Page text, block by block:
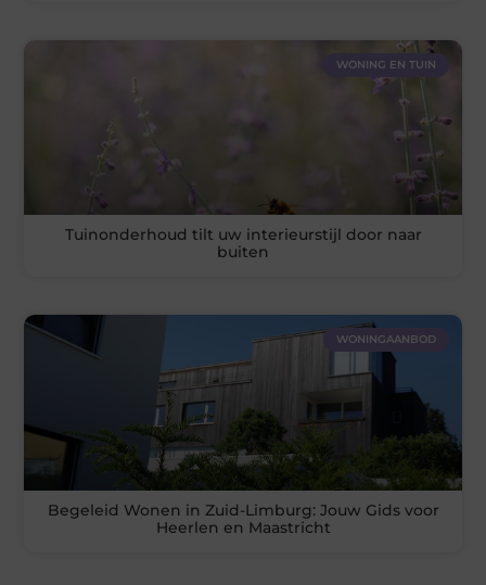
WONING EN TUIN
Tuinonderhoud tilt uw interieurstijl door naar
buiten
WONINGAANBOD
Begeleid Wonen in Zuid-Limburg: Jouw Gids voor
Heerlen en Maastricht